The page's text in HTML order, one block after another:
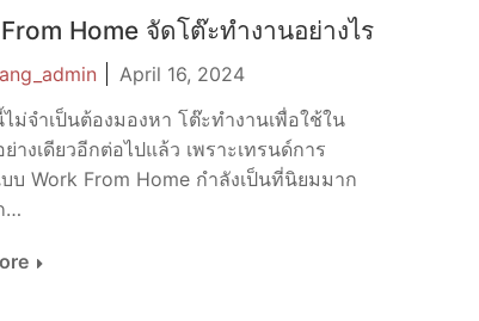
Home จัดโต๊ะทำงานอย่างไร
April 16, 2024
ม่จำเป็นต้องมองหา โต๊ะทำงานเพื่อใช้ใน
างเดียวอีกต่อไปแล้ว เพราะเทรนด์การ
บ Work From Home กำลังเป็นที่นิยมมาก
…